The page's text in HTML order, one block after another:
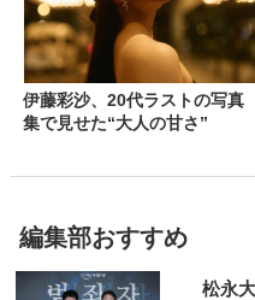
伊藤彩沙、20代ラストの写真
集で見せた“大人の甘さ”
編集部おすすめ
松永